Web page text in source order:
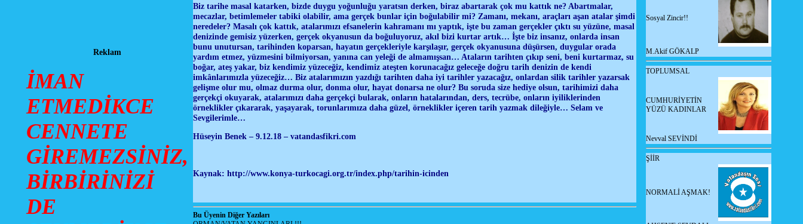
Reklam
İMAN
ETMEDİKCE
CENNETE
GİREMEZSİNİZ,
BİRBİRİNİZİ
DE
Biz tarihe masal katarken, bizde duygu yoğunluğu yaratsın derken, biraz abartarak çok mu kattık ne? Abartmalar,
mecazlar, betimlemeler tabiki olabilir, ama gerçek bunlar için boğulabilir mi? Zamanı, mekanı, araçları aşan atalar şimdi
neredeler? Masalı çok kattık, atalarımızı efsanelerin kahramanı mı yaptık, işte bu zaman gerçekler çıktı su yüzüne, masal
denizinde gemisiz yüzerken, gerçek okyanusun da boğuluyoruz, akıl bizi kurtar artık… İşte biz insanız, onlarda insan
bunu unutursan, tarihinden koparsan, hayatın gerçekleriyle karşılaşır, gerçek okyanusuna düşürsen, duygular orada
yardım etmez, yüzmesini bilmiyorsan, yanına can yeleği de almamışsan… Ataların tarihten çıkıp seni, beni kurtarmaz, su
boğar, ateş yakar, biz kendimiz yüzeceğiz, kendimiz ateşten korunacağız geleceğe doğru tarih denizin de kendi
imkânlarımızla yüzeceğiz… Biz atalarımızın yazdığı tarihten daha iyi tarihler yazacağız, onlardan silik tarihler yazarsak
gelişme olur mu, olmaz durma olur, donma olur, hayat donarsa ne olur? Bu soruda size hediye olsun, tarihimizi daha
gerçekçi okuyarak, atalarımızı daha gerçekçi bularak, onların hatalarından, ders, tecrübe, onların iyiliklerinden
örneklikler çıkararak, yaşayarak, torunlarımıza daha güzel, örneklikler içeren tarih yazmak dileğiyle… Selam ve
Sevgilerimle…
Hüseyin Benek – 9.12.18 – vatandasfikri.com
Kaynak: http://www.konya-turkocagi.org.tr/index.php/tarihin-icinden
Bu Üyenin Diğer Yazıları
Sosyal Zincir!!
M.Akif GÖKALP
TOPLUMSAL
CUMHURİYETİN
YÜZÜ KADINLAR
Nevval SEVİNDİ
ŞİİR
NORMALİ AŞMAK!